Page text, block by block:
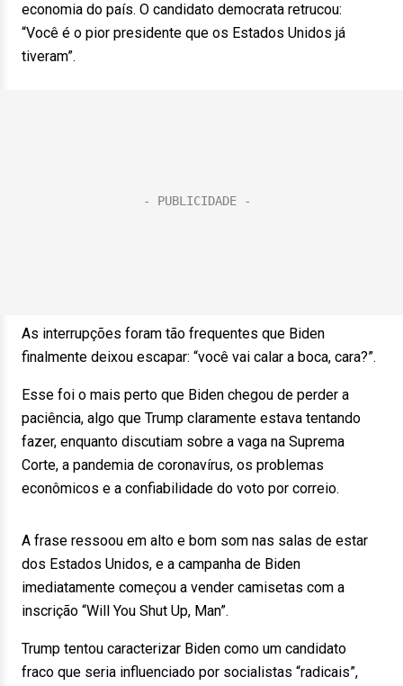
economia do país. O candidato democrata retrucou:
“Você é o pior presidente que os Estados Unidos já
tiveram”.
As interrupções foram tão frequentes que Biden
finalmente deixou escapar: “você vai calar a boca, cara?”.
Esse foi o mais perto que Biden chegou de perder a
paciência, algo que Trump claramente estava tentando
fazer, enquanto discutiam sobre a vaga na Suprema
Corte, a pandemia de coronavírus, os problemas
econômicos e a confiabilidade do voto por correio.
A frase ressoou em alto e bom som nas salas de estar
dos Estados Unidos, e a campanha de Biden
imediatamente começou a vender camisetas com a
inscrição “Will You Shut Up, Man”.
Trump tentou caracterizar Biden como um candidato
fraco que seria influenciado por socialistas “radicais”,